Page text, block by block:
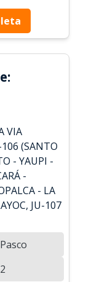
VIA
(SANTO
- YAUPI -
-
- LA
JU-107
Pasco